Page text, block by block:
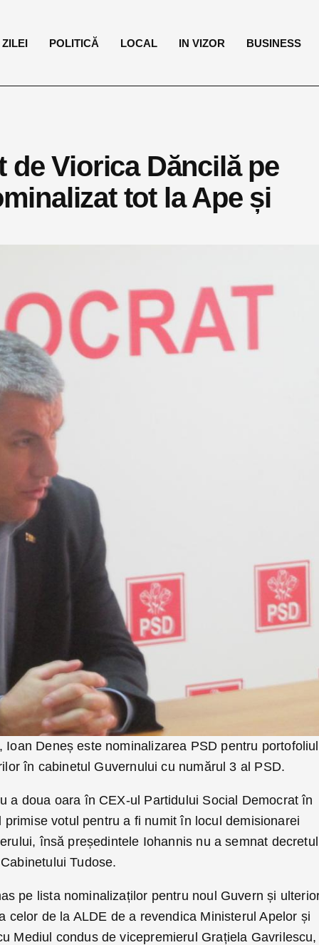
POLITICĂ LOCAL IN VIZOR BUSINESS
de Viorica Dăncilă pe
tot la Ape și
Deneș este nominalizarea PSD pentru portofoliul
în cabinetul Guvernului cu numărul 3 al PSD.
a doua oara în CEX-ul Partidului Social Democrat în
votul pentru a fi numit în locul demisionarei
însă președintele Iohannis nu a semnat decretul
Tudose.
pe lista nominalizaților pentru noul Guvern și
celor de la ALDE de a revendica Ministerul Apelor și
Mediul condus de vicepremierul Grațiela Gavrilescu,